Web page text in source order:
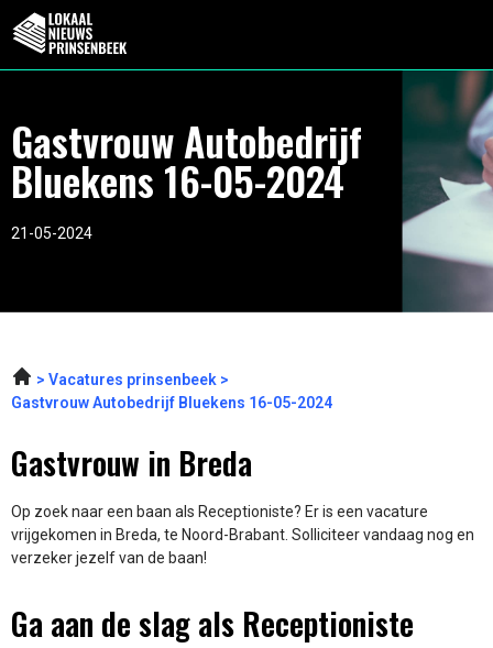
Gastvrouw Autobedrijf
Bluekens 16-05-2024
21-05-2024
Vacatures prinsenbeek
Gastvrouw Autobedrijf Bluekens 16-05-2024
Gastvrouw in Breda
Op zoek naar een baan als Receptioniste? Er is een vacature
vrijgekomen in Breda, te Noord-Brabant. Solliciteer vandaag nog en
verzeker jezelf van de baan!
Ga aan de slag als Receptioniste